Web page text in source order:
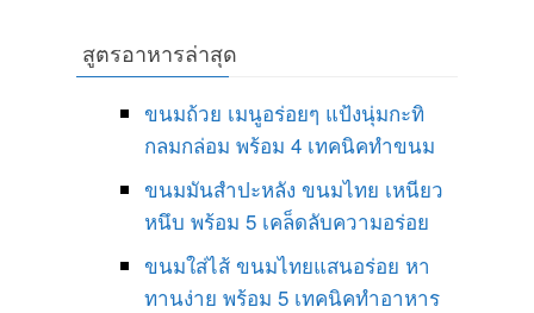
สูตรอาหารล่าสุด
ขนมถ้วย เมนูอร่อยๆ แป้งนุ่มกะทิ
กลมกล่อม พร้อม 4 เทคนิคทำขนม
ขนมมันสำปะหลัง ขนมไทย เหนียว
หนึบ พร้อม 5 เคล็ดลับความอร่อย
ขนมใส่ไส้ ขนมไทยแสนอร่อย หา
ทานง่าย พร้อม 5 เทคนิคทำอาหาร